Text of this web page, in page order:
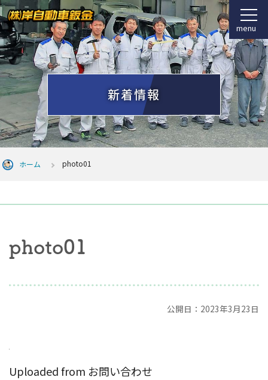
menu
新着情報
ホーム photo01
photo01
公開日：2023年3月23日
Uploaded from お問い合わせ